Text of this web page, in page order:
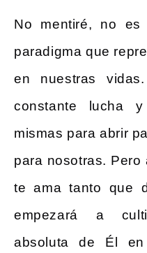
No mentiré, no es
paradigma que
en nuestras
constante lucha
mismas para abrir
para nosotras.
te ama tanto que
empezará a
absoluta de Él